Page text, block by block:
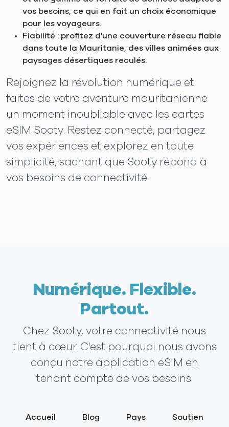
vos besoins, ce qui en fait un choix économique
pour les voyageurs.
Fiabilité : profitez d'une couverture réseau fiable
dans toute la Mauritanie, des villes animées aux
paysages désertiques reculés.
Rejoignez la révolution numérique et
faites de votre aventure mauritanienne
un moment inoubliable avec les cartes
eSIM Sooty. Restez connecté, partagez
vos expériences et explorez en toute
simplicité, sachant que Sooty répond à
vos besoins de connectivité.
Numérique. Flexible.
Partout.
Chez Sooty, votre connectivité nous
tient à cœur. C'est pourquoi nous avons
conçu notre application eSIM en
tenant compte de vos besoins.
Accueil Blog Pays Soutien